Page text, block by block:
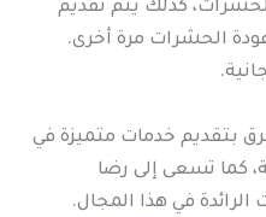
كذلك يتم تقديم
الحشرات مرة أخرى.
بتقديم خدمات متميزة في
كما تسعى إلى رضا
في هذا المجال.